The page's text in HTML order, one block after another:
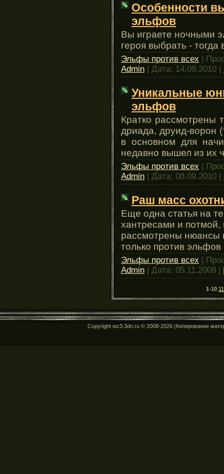
Особенности
эльфов
Вы играете ночными
героя выбрать -
Эльфы против всех |
Admin | Дата: 14.09.2010 |
Уникальные
эльфов
Кратко рассмотрены
дриада, друид-ворон
в основном для
недавно вышел из их
Эльфы против всех |
Admin | Дата: 08.09.2010 |
Раш масс
Еще одна статья на
хантресами и потмой,
рассмотрены нюансы
только против эльфов
Эльфы против всех |
Admin | Дата: 05.11.2009 |
1-10
Copyright wc3.3dn.ru © 2008-2026 (Копирование